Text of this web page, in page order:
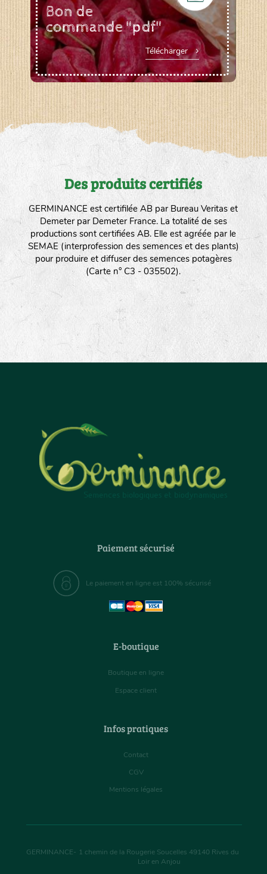
Bon de
commande "pdf"
Télécharger
Des produits certifiés
GERMINANCE est certifilée AB par Bureau Veritas et
Demeter par Demeter France. La totalité de ses
productions sont certifiées AB. Elle est agréée par le
SEMAE (interprofession des semences et des plants)
pour produire et diffuser des semences potagères
(Carte n° C3 - 035502).
Paiement sécurisé
Le paiement en ligne est 100% sécurisé
E-boutique
Boutique en ligne
Espace client
Infos pratiques
Contact
CGV
Mentions légales
GERMINANCE- 1 chemin de la Rougerie Soucelles 49140 Rives du
Loir en Anjou